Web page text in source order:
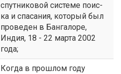
спутниковой системе поис-
ка и спасания, который был
проведен в Бангалоре,
Индия, 18 - 22 марта 2002
года;
Когда в прошлом году